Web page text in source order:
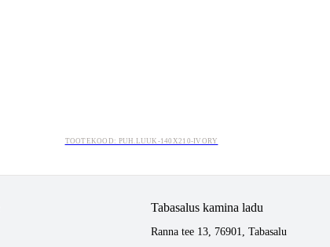
TOOTEKOOD: PUH.LUUK-140X210-IVORY
Tabasalus kamina ladu
Ranna tee 13, 76901, Tabasalu